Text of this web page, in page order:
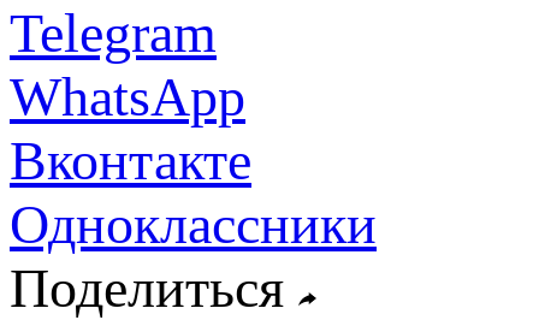
Telegram
WhatsApp
Вконтакте
Одноклассники
Поделиться